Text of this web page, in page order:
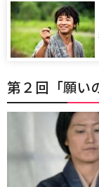
第２回「願い